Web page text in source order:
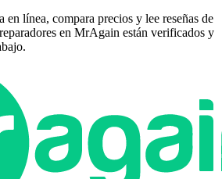
en línea, compara precios y lee reseñas de
en MrAgain están verificados y